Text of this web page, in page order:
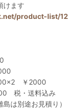
けます
product-list/12
￥2000
税・送料込み
島は別途お見積り）